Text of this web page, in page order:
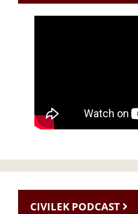
CIVILEK PODCAST